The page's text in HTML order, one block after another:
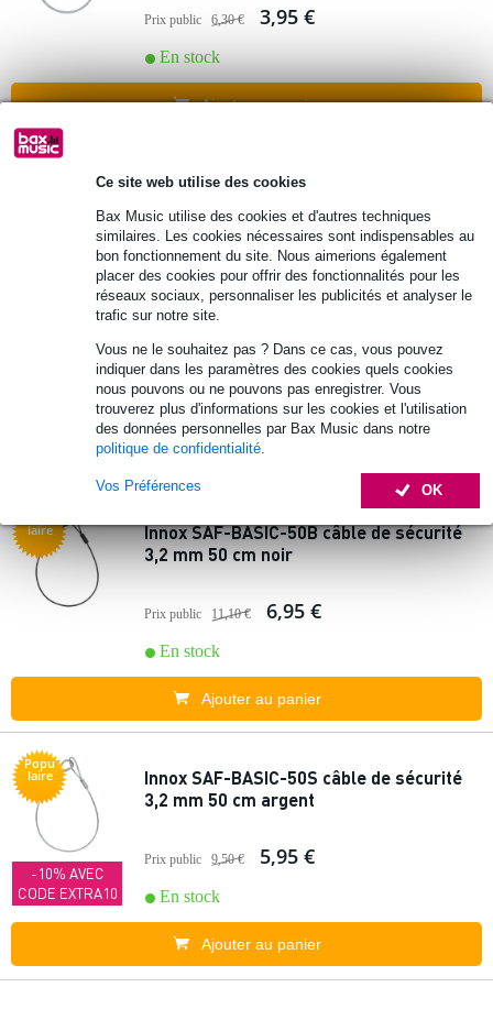
Ce site web utilise des cookies
Bax Music utilise des cookies et d'autres techniques
similaires. Les cookies nécessaires sont indispensables au
bon fonctionnement du site. Nous aimerions également
placer des cookies pour offrir des fonctionnalités pour les
réseaux sociaux, personnaliser les publicités et analyser le
trafic sur notre site.
Vous ne le souhaitez pas ? Dans ce cas, vous pouvez
indiquer dans les paramètres des cookies quels cookies
nous pouvons ou ne pouvons pas enregistrer. Vous
trouverez plus d'informations sur les cookies et l'utilisation
des données personnelles par Bax Music dans notre
politique de confidentialité
OK
Vos Préférences
Prix public 6,30 € 3,95 €
En stock
Ajouter au panier
laire
Innox SAF-BASIC-50B câble de sécurité
3,2 mm 50 cm noir
Prix public 11,10 € 6,95 €
En stock
Ajouter au panier
Popu
laire
-10% AVEC
CODE EXTRA10
Innox SAF-BASIC-50S câble de sécurité
3,2 mm 50 cm argent
Prix public 9,50 € 5,95 €
En stock
Ajouter au panier